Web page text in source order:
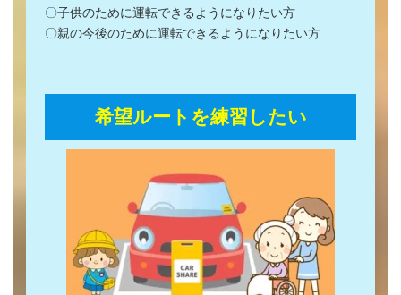
〇子供のために運転できるようになりたい方
〇親の今後のために運転できるようになりたい方
希望ルートを練習したい